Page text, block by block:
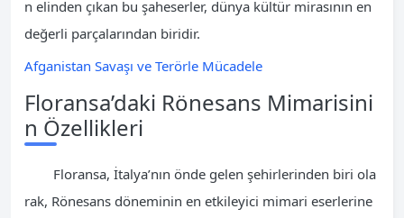
n elinden çıkan bu şaheserler, dünya kültür mirasının en
değerli parçalarından biridir.
Afganistan Savaşı ve Terörle Mücadele
Floransa’daki Rönesans Mimarisini
n Özellikleri
Floransa, İtalya’nın önde gelen şehirlerinden biri ola
rak, Rönesans döneminin en etkileyici mimari eserlerine